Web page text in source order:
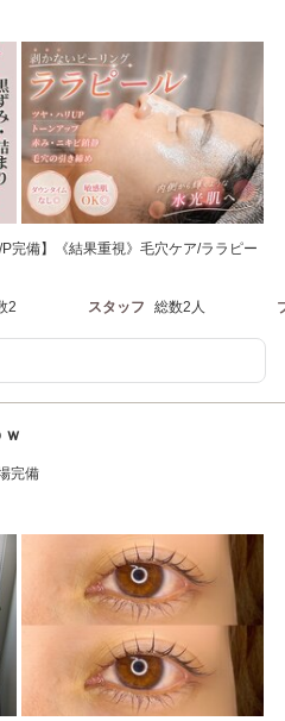
完備】《結果重視》毛穴ケア/ララピー
2 スタッフ 総数2人
完備